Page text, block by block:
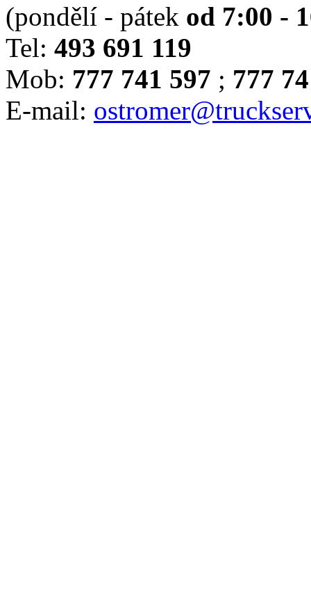
(pondělí - pátek od 7:00 -
Tel: 493 691 119
Mob: 777 741 597 ; 777
E-mail: